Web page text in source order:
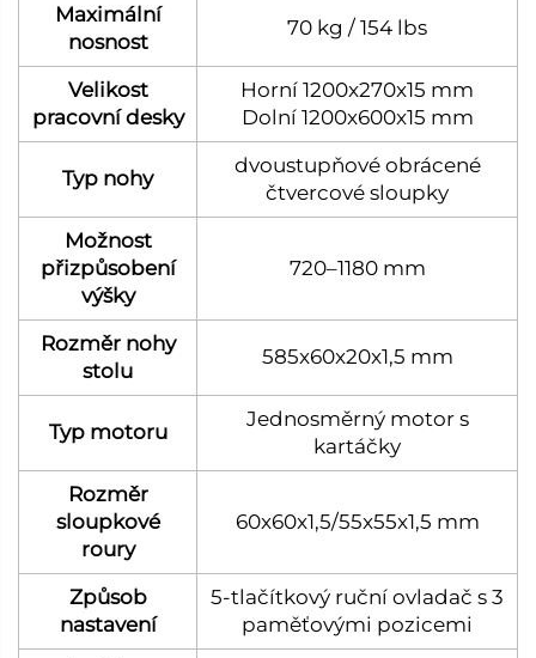
Maximální
nosnost
70 kg / 154 lbs
Velikost
pracovní desky
Horní 1200x270x15 mm
Dolní 1200x600x15 mm
Typ nohy
dvoustupňové obrácené
čtvercové sloupky
Možnost
přizpůsobení
výšky
720–1180 mm
Rozměr nohy
stolu
585x60x20x1,5 mm
Typ motoru
Jednosměrný motor s
kartáčky
Rozměr
sloupkové
roury
60x60x1,5/55x55x1,5 mm
Způsob
nastavení
5-tlačítkový ruční ovladač s 3
paměťovými pozicemi